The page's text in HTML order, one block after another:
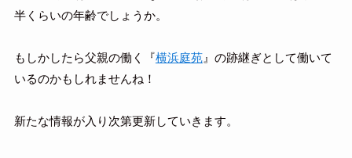
半くらいの年齢でしょうか。
もしかしたら父親の働く『横浜庭苑』の跡継ぎとして働いて
いるのかもしれませんね！
新たな情報が入り次第更新していきます。